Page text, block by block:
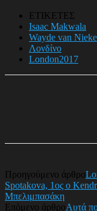
ΕΤΙΚΕΤΕΣ
Isaac Makwala
Wayde van
Λονδίνο
London2017
Προηγούμενο άρθρο
Spotakova, 1ος ο
Μπελιμπασάκη
Επόμενο άρθροΑυτά